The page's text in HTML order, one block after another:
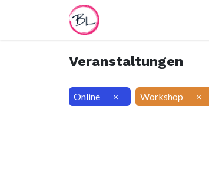
Veranstaltungen
Online × Workshop ×